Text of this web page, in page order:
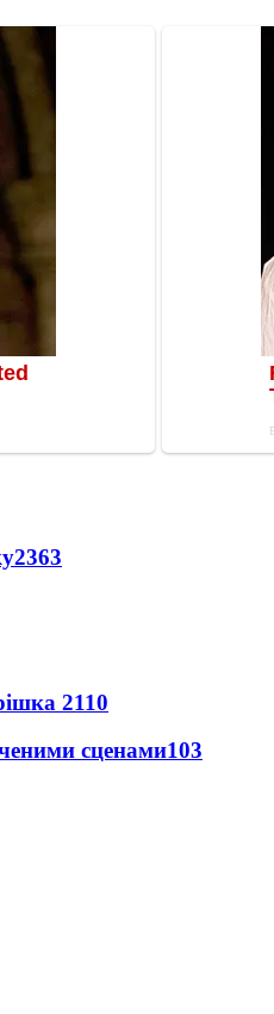
2363
2110
сценами103